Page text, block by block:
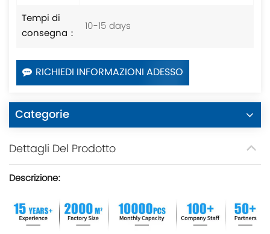
Tempi di
consegna：
10-15 days
RICHIEDI INFORMAZIONI ADESSO
Categorie
Dettagli Del Prodotto
Descrizione: